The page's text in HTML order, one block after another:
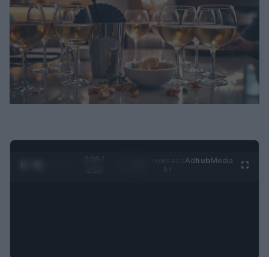
0:29 /
AdhubMedia